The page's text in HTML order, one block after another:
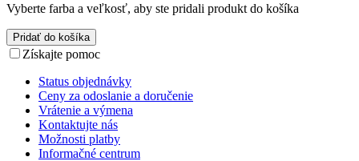
Vyberte farba a veľkosť, aby ste pridali produkt do košíka
Pridať do košíka
Získajte pomoc
Status objednávky
Ceny za odoslanie a doručenie
Vrátenie a výmena
Kontaktujte nás
Možnosti platby
Informačné centrum